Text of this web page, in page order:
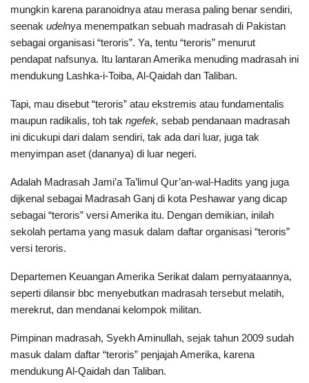
mungkin karena paranoidnya atau merasa paling benar sendiri,
seenak udelnya menempatkan sebuah madrasah di Pakistan
sebagai organisasi “teroris”. Ya, tentu “teroris” menurut
pendapat nafsunya. Itu lantaran Amerika menuding madrasah ini
mendukung Lashka-i-Toiba, Al-Qaidah dan Taliban.
Tapi, mau disebut “teroris” atau ekstremis atau fundamentalis
maupun radikalis, toh tak ngefek, sebab pendanaan madrasah
ini dicukupi dari dalam sendiri, tak ada dari luar, juga tak
menyimpan aset (dananya) di luar negeri.
Adalah Madrasah Jami’a Ta’limul Qur’an-wal-Hadits yang juga
dijkenal sebagai Madrasah Ganj di kota Peshawar yang dicap
sebagai “teroris” versi Amerika itu. Dengan demikian, inilah
sekolah pertama yang masuk dalam daftar organisasi “teroris”
versi teroris.
Departemen Keuangan Amerika Serikat dalam pernyataannya,
seperti dilansir bbc menyebutkan madrasah tersebut melatih,
merekrut, dan mendanai kelompok militan.
Pimpinan madrasah, Syekh Aminullah, sejak tahun 2009 sudah
masuk dalam daftar “teroris” penjajah Amerika, karena
mendukung Al-Qaidah dan Taliban.